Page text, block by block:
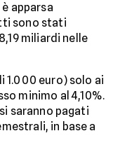
apparsa
sono stati
miliardi nelle
1.000 euro) solo ai
minimo al 4,10%.
saranno pagati
in base a